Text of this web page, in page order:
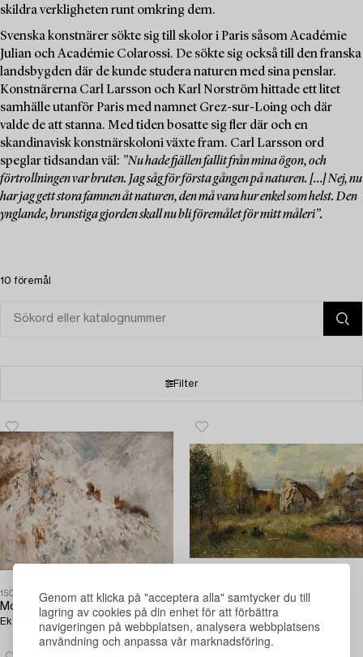
Genom att klicka på "acceptera alla" samtycker du till
lagring av cookies på din enhet för att förbättra
navigeringen på webbplatsen, analysera webbplatsens
användning och anpassa vår marknadsföring.
skildra verkligheten runt omkring dem.
Svenska konstnärer sökte sig till skolor i Paris såsom Académie
Julian och Académie Colarossi. De sökte sig också till den franska
landsbygden där de kunde studera naturen med sina penslar.
Konstnärerna Carl Larsson och Karl Norström hittade ett litet
samhälle utanför Paris med namnet Grez-sur-Loing och där
valde de att stanna. Med tiden bosatte sig fler där och en
skandinavisk konstnärskoloni växte fram. Carl Larsson ord
speglar tidsandan väl: ”Nu hade fjällen fallit från mina ögon, och
förtrollningen var bruten. Jag såg för första gången på naturen. […] Nej, nu
har jag gett stora famnen åt naturen, den må vara hur enkel som helst. Den
ynglande, brunstiga gjorden skall nu bli föremålet för mitt måleri”.
10 föremål
Filter
1509114
Mosse Stoopendaal
Ekorrar i vinterlandskap.
1638218
Olof Hermelin
Vårlandskap.